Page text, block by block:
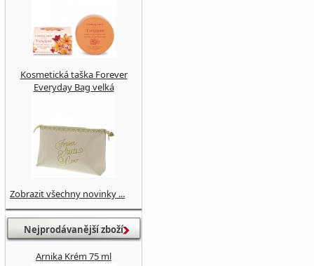
Kosmetická taška Forever
Everyday Bag velká
Zobrazit všechny novinky ...
Nejprodávanější zboží
Arnika Krém 75 ml